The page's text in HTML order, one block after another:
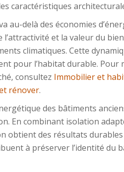
caractéristiques
au-delà des économies
et la valeur du
climatiques. Cette
pour l’habitat durable.
consultez Immobilier et
rénover.
des bâtiments
En combinant isolation
obtient des résultats
à préserver l’identité du